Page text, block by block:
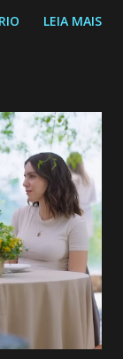
(Camila
que realmente
suas energias a
de
na
alegre, é
e
Pode ser
algo.
por eng...
LEIA MAIS